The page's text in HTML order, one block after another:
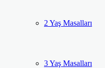
2 Yaş Masalları
3 Yaş Masalları